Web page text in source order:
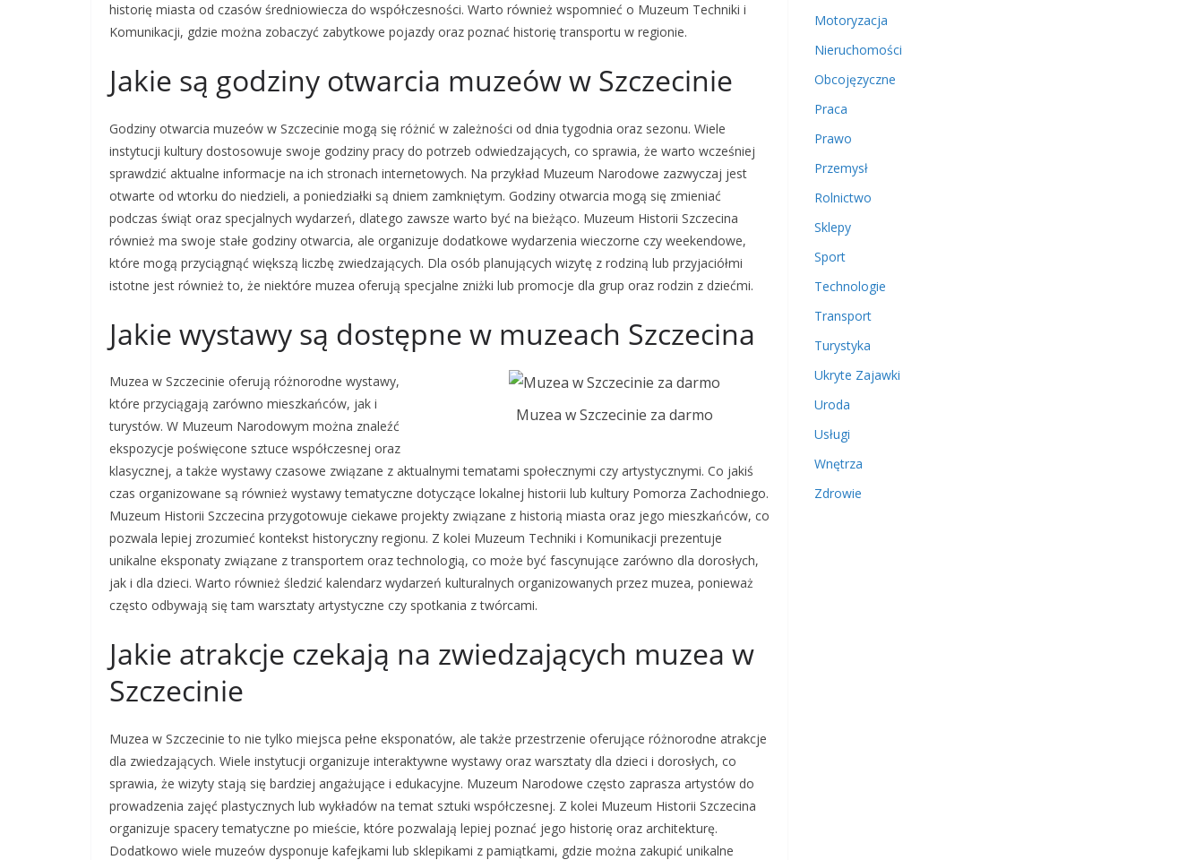
historię miasta od czasów średniowiecza do współczesności. Warto również wspomnieć o Muzeum Techniki i
Komunikacji, gdzie można zobaczyć zabytkowe pojazdy oraz poznać historię transportu w regionie.
Jakie są godziny otwarcia muzeów w Szczecinie
Godziny otwarcia muzeów w Szczecinie mogą się różnić w zależności od dnia tygodnia oraz sezonu. Wiele
instytucji kultury dostosowuje swoje godziny pracy do potrzeb odwiedzających, co sprawia, że warto wcześniej
sprawdzić aktualne informacje na ich stronach internetowych. Na przykład Muzeum Narodowe zazwyczaj jest
otwarte od wtorku do niedzieli, a poniedziałki są dniem zamkniętym. Godziny otwarcia mogą się zmieniać
podczas świąt oraz specjalnych wydarzeń, dlatego zawsze warto być na bieżąco. Muzeum Historii Szczecina
również ma swoje stałe godziny otwarcia, ale organizuje dodatkowe wydarzenia wieczorne czy weekendowe,
które mogą przyciągnąć większą liczbę zwiedzających. Dla osób planujących wizytę z rodziną lub przyjaciółmi
istotne jest również to, że niektóre muzea oferują specjalne zniżki lub promocje dla grup oraz rodzin z dziećmi.
Jakie wystawy są dostępne w muzeach Szczecina
Muzea w Szczecinie za darmo
Muzea w Szczecinie oferują różnorodne wystawy,
które przyciągają zarówno mieszkańców, jak i
turystów. W Muzeum Narodowym można znaleźć
ekspozycje poświęcone sztuce współczesnej oraz
klasycznej, a także wystawy czasowe związane z aktualnymi tematami społecznymi czy artystycznymi. Co jakiś
czas organizowane są również wystawy tematyczne dotyczące lokalnej historii lub kultury Pomorza Zachodniego.
Muzeum Historii Szczecina przygotowuje ciekawe projekty związane z historią miasta oraz jego mieszkańców, co
pozwala lepiej zrozumieć kontekst historyczny regionu. Z kolei Muzeum Techniki i Komunikacji prezentuje
unikalne eksponaty związane z transportem oraz technologią, co może być fascynujące zarówno dla dorosłych,
jak i dla dzieci. Warto również śledzić kalendarz wydarzeń kulturalnych organizowanych przez muzea, ponieważ
często odbywają się tam warsztaty artystyczne czy spotkania z twórcami.
Jakie atrakcje czekają na zwiedzających muzea w
Szczecinie
Muzea w Szczecinie to nie tylko miejsca pełne eksponatów, ale także przestrzenie oferujące różnorodne atrakcje
dla zwiedzających. Wiele instytucji organizuje interaktywne wystawy oraz warsztaty dla dzieci i dorosłych, co
sprawia, że wizyty stają się bardziej angażujące i edukacyjne. Muzeum Narodowe często zaprasza artystów do
prowadzenia zajęć plastycznych lub wykładów na temat sztuki współczesnej. Z kolei Muzeum Historii Szczecina
organizuje spacery tematyczne po mieście, które pozwalają lepiej poznać jego historię oraz architekturę.
Dodatkowo wiele muzeów dysponuje kafejkami lub sklepikami z pamiątkami, gdzie można zakupić unikalne
Motoryzacja
Nieruchomości
Obcojęzyczne
Praca
Prawo
Przemysł
Rolnictwo
Sklepy
Sport
Technologie
Transport
Turystyka
Ukryte Zajawki
Uroda
Usługi
Wnętrza
Zdrowie